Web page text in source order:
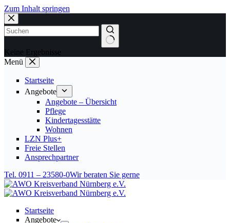
Zum Inhalt springen
Keine Ergebnisse
Menü
Startseite
Angebote
Angebote – Übersicht
Pflege
Kindertagesstätte
Wohnen
LZN Plus+
Freie Stellen
Ansprechpartner
Tel. 0911 – 23580-0Wir beraten Sie gerne
Startseite
Angebote